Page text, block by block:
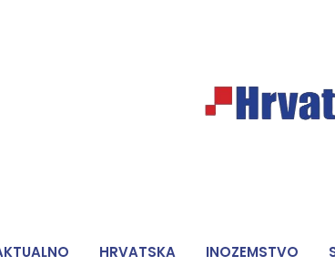
HRVATSKA INOZEMSTVO